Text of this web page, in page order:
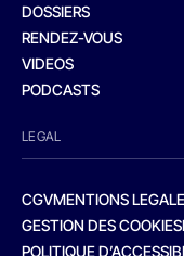
DOSSIERS
RENDEZ-VOUS
VIDEOS
PODCASTS
LEGAL
CGVMENTIONS
GESTION DES COOKIES
POLITIQUE